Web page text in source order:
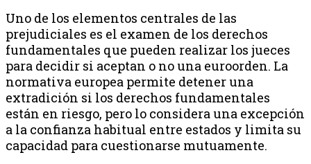
Uno de los elementos centrales de las
prejudiciales es el examen de los derechos
fundamentales que pueden realizar los jueces
para decidir si aceptan o no una euroorden. La
normativa europea permite detener una
extradición si los derechos fundamentales
están en riesgo, pero lo considera una excepción
a la confianza habitual entre estados y limita su
capacidad para cuestionarse mutuamente.